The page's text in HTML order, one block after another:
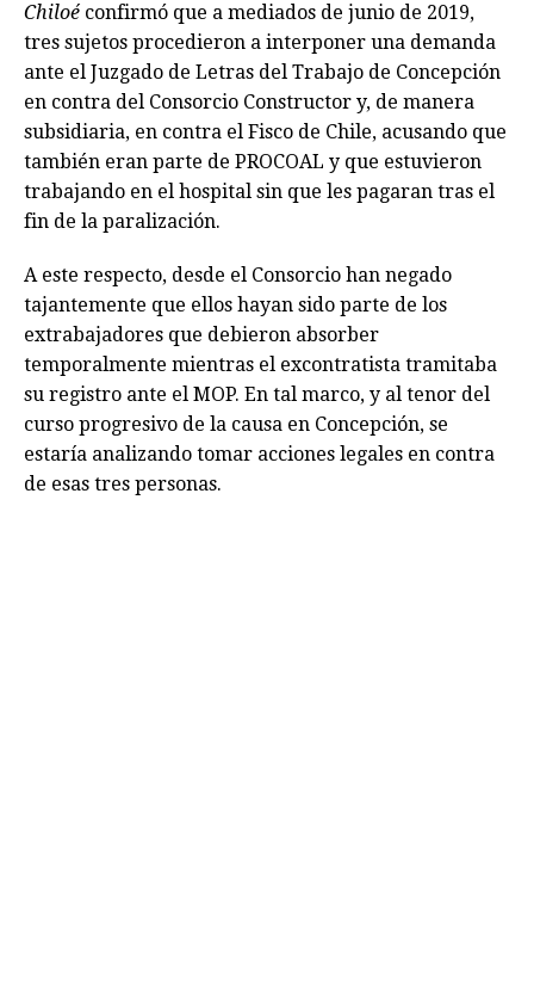
Chiloé confirmó que a mediados de junio de 2019,
tres sujetos procedieron a interponer una demanda
ante el Juzgado de Letras del Trabajo de Concepción
en contra del Consorcio Constructor y, de manera
subsidiaria, en contra el Fisco de Chile, acusando que
también eran parte de PROCOAL y que estuvieron
trabajando en el hospital sin que les pagaran tras el
fin de la paralización.
A este respecto, desde el Consorcio han negado
tajantemente que ellos hayan sido parte de los
extrabajadores que debieron absorber
temporalmente mientras el excontratista tramitaba
su registro ante el MOP. En tal marco, y al tenor del
curso progresivo de la causa en Concepción, se
estaría analizando tomar acciones legales en contra
de esas tres personas.